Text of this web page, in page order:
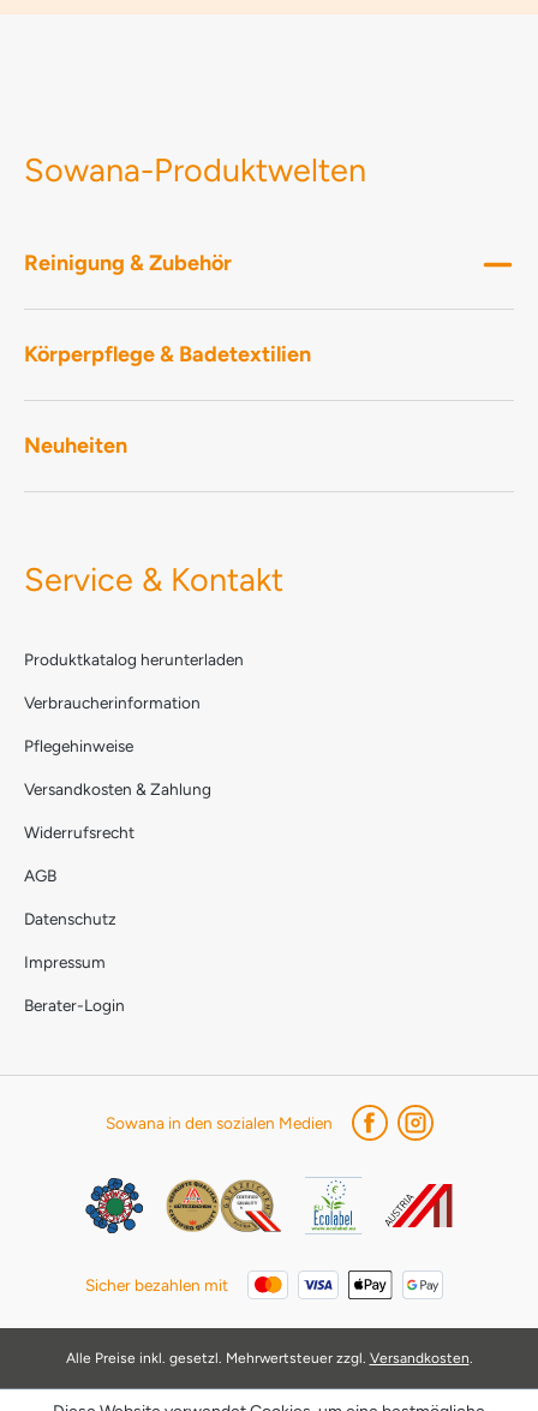
Sowana-Produktwelten
Reinigung & Zubehör
Körperpflege & Badetextilien
Neuheiten
Service & Kontakt
Produktkatalog herunterladen
Verbraucherinformation
Pflegehinweise
Versandkosten & Zahlung
Widerrufsrecht
AGB
Datenschutz
Impressum
Berater-Login
Sowana in den sozialen Medien
Sicher bezahlen mit
Alle Preise inkl. gesetzl. Mehrwertsteuer zzgl. Versandkosten.